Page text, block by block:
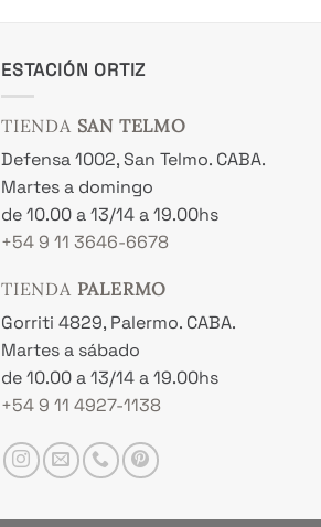
ESTACIÓN ORTIZ
TIENDA SAN TELMO
Defensa 1002, San Telmo. CABA.
Martes a domingo
de 10.00 a 13/14 a 19.00hs
+54 9 11 3646-6678
TIENDA PALERMO
Gorriti 4829, Palermo. CABA.
Martes a sábado
de 10.00 a 13/14 a 19.00hs
+54 9 11 4927-1138